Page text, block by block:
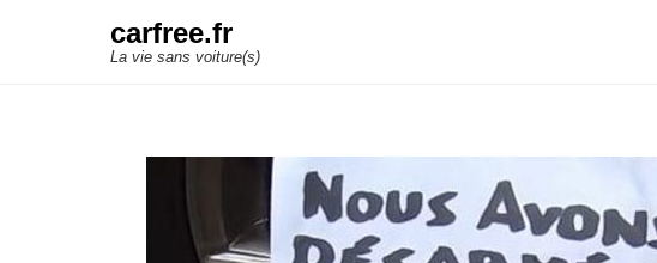
carfree.fr
La vie sans voiture(s)